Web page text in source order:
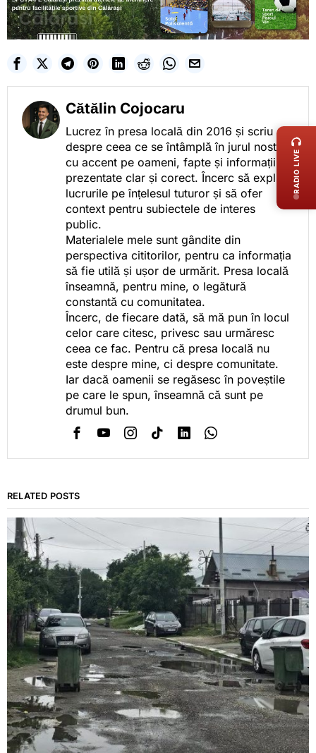
Cătălin Cojocaru
Lucrez în presa locală din 2016 și scriu
despre ceea ce se întâmplă în jurul nostru,
cu accent pe oameni, fapte și informații
prezentate clar și corect. Încerc să explic
lucrurile pe înțelesul tuturor și să ofer
context pentru subiectele de interes
public.
Materialele mele sunt gândite din
perspectiva cititorilor, pentru ca informația
să fie utilă și ușor de urmărit. Presa locală
înseamnă, pentru mine, o legătură
constantă cu comunitatea.
Încerc, de fiecare dată, să mă pun în locul
celor care citesc, privesc sau urmăresc
ceea ce fac. Pentru că presa locală nu
este despre mine, ci despre comunitate.
Iar dacă oamenii se regăsesc în poveștile
pe care le spun, înseamnă că sunt pe
drumul bun.
RELATED POSTS
RADIO LIVE